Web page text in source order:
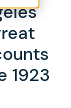
1923